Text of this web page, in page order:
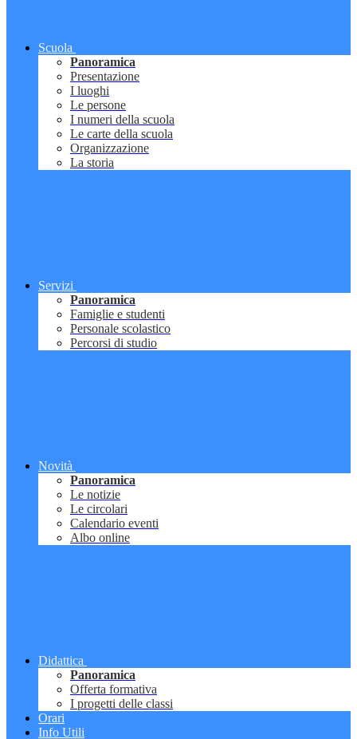
Scuola
Panoramica
Presentazione
I luoghi
Le persone
I numeri della scuola
Le carte della scuola
Organizzazione
La storia
Servizi
Panoramica
Famiglie e studenti
Personale scolastico
Percorsi di studio
Novità
Panoramica
Le notizie
Le circolari
Calendario eventi
Albo online
Didattica
Panoramica
Offerta formativa
I progetti delle classi
Orari
Info Utili